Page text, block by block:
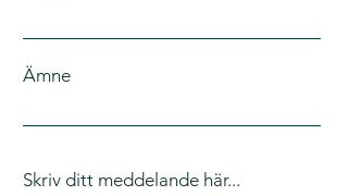
Ämne
Skriv ditt meddelande här...